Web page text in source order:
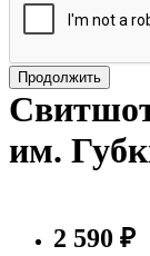
Продолжить
им.
2 590 ₽